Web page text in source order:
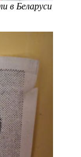
в Беларуси